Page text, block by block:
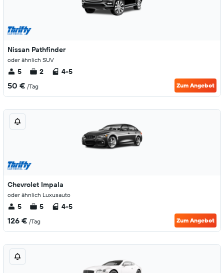
Nissan Pathfinder
oder ähnlich SUV
5 2 4-5
50 € /Tag Zum Angebot
Chevrolet Impala
oder ähnlich Luxusauto
5 5 4-5
126 € /Tag Zum Angebot